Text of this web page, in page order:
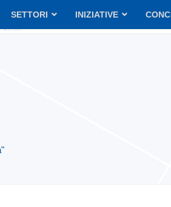
SETTORI INIZIATIVE